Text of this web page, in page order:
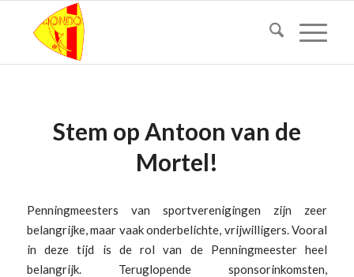
Stem op Antoon van de
Mortel!
Penningmeesters van sportverenigingen zijn zeer
belangrijke, maar vaak onderbelichte, vrijwilligers. Vooral
in deze tijd is de rol van de Penningmeester heel
belangrijk. Teruglopende sponsorinkomsten,